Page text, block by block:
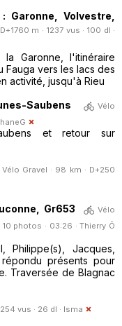
Garonne, Volvestre,
m · 1237 vus · 100 dl ·
Garonne, l'itinéraire
vers les lacs des
activité, jusqu'à Rieu
Saubens
Vélo
Saubens et retour sur
Vélo Gravel · 98 km · D+250
Gr653
Vélo
10 photos · 03:26 ·Thierry Ô
Philippe(s), Jacques,
présents pour
Traversée de Blagnac
vus · 26 dl · Isma